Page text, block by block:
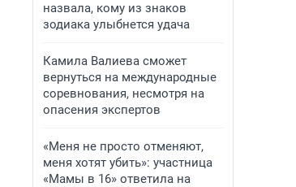
назвала, кому из знаков
зодиака улыбнется удача
Камила Валиева сможет
вернуться на международные
соревнования, несмотря на
опасения экспертов
«Меня не просто отменяют,
меня хотят убить»: участница
«Мамы в 16» ответила на